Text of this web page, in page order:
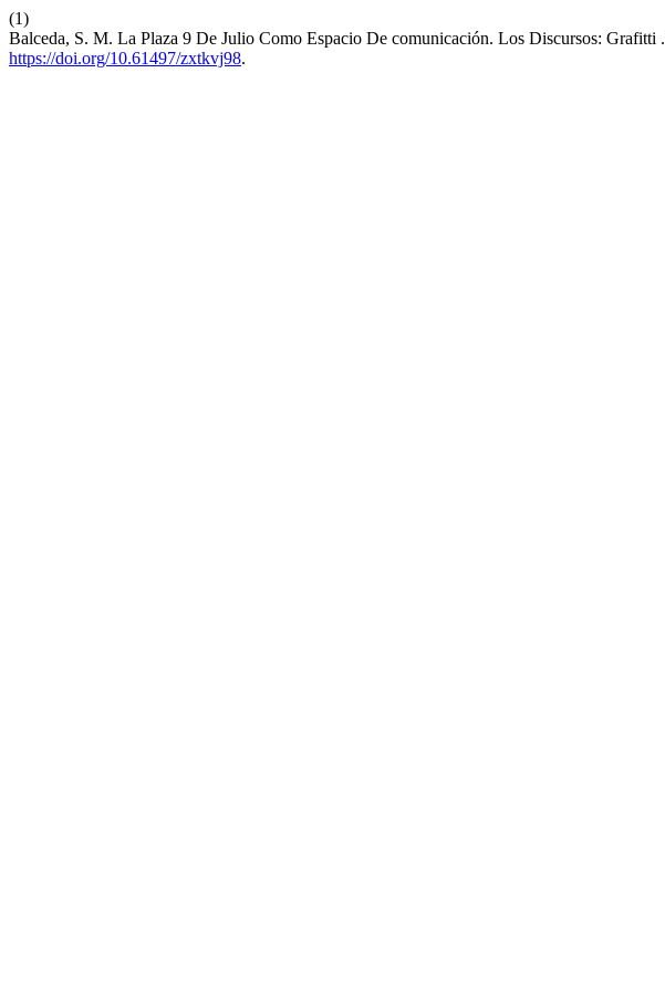
(1)
Balceda, S. M. La Plaza 9 De Julio Como Espacio De comunicación. Los Discursos: Grafitti .
https://doi.org/10.61497/zxtkvj98.